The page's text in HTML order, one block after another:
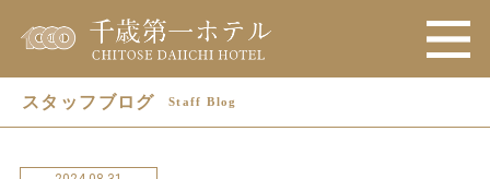
スタッフブログ Staff Blog